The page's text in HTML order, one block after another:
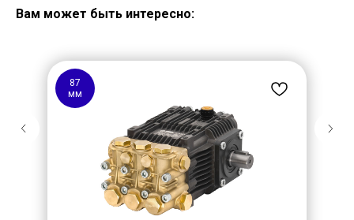
Вам может быть интересно:
87
мм